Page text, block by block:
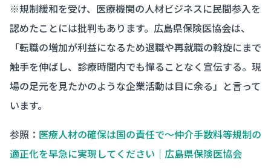
※規制緩和を受け、医療機関の人材ビジネスに民間参入を
認めたことには批判もあります。広島県保険医協会は、
「転職の増加が利益になるため退職や再就職の斡旋にまで
触手を伸ばし、診療時間内でも憚ることなく宣伝する。現
場の足元を見たかのような企業活動は目に余る」と言って
います。
参照： 医療人材の確保は国の責任で～仲介手数料等規制の
適正化を早急に実現してください｜広島県保険医協会